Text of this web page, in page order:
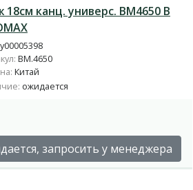
18см канц. универс. BM4650 B
у00005398
BM.4650
Китай
ожидается
запросить у менеджера